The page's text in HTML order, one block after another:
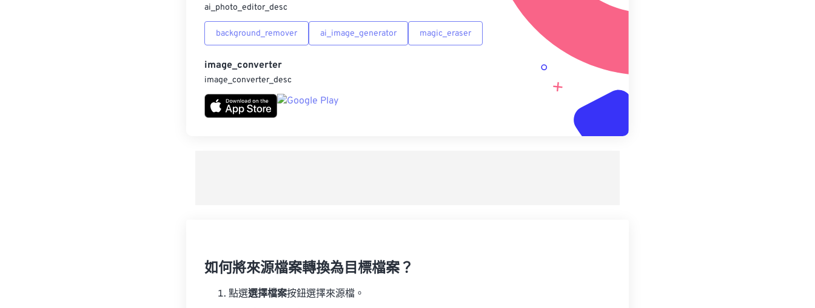
ai_photo_editor_desc
background_remover ai_image_generator magic_eraser
image_converter
image_converter_desc
如何將來源檔案轉換為目標檔案？
點選選擇檔案按鈕選擇來源檔。